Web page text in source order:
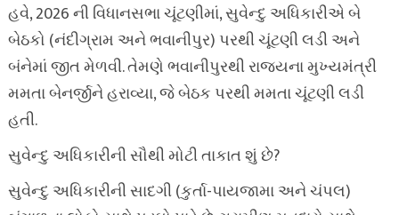
હવે, 2026 ની વિધાનસભા ચૂંટણીમાં, સુવેન્દુ અધિકારીએ બે
બેઠકો (નંદીગ્રામ અને ભવાનીપુર) પરથી ચૂંટણી લડી અને
બંનેમાં જીત મેળવી. તેમણે ભવાનીપુરથી રાજ્યના મુખ્યમંત્રી
મમતા બેનર્જીને હરાવ્યા, જે બેઠક પરથી મમતા ચૂંટણી લડી
હતી.
સુવેન્દુ અધિકારીની સૌથી મોટી તાકાત શું છે?
સુવેન્દુ અધિકારીની સાદગી (કુર્તા-પાયજામા અને ચંપલ)